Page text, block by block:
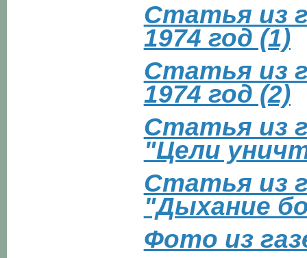
Статья из
1974 год (1)
Статья из
1974 год (2)
Статья из
"Цели
Статья из
"Дыxaниe
Фото из